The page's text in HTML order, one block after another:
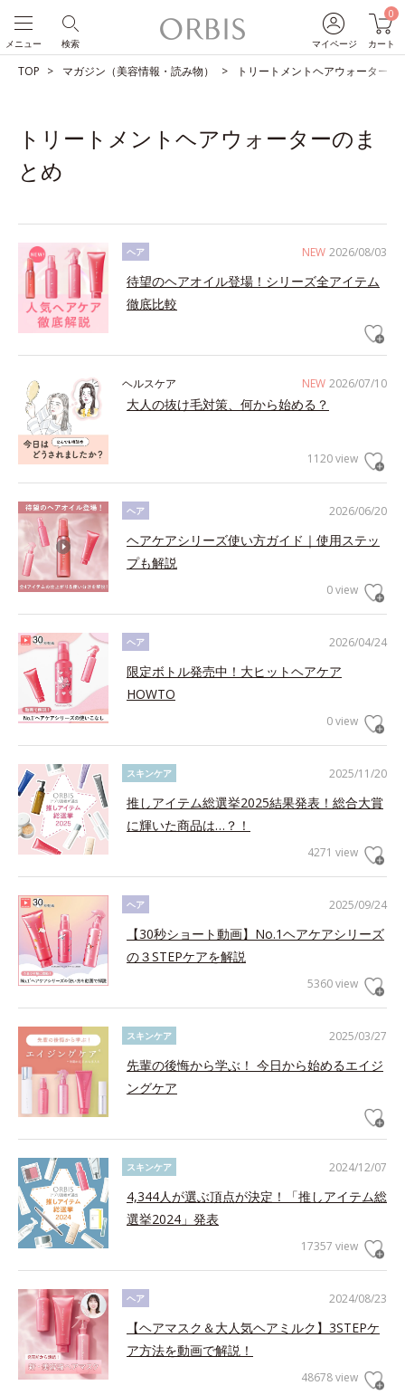
マイページ
0
カート
検索
メニュー
TOP マガジン（美容情報・読み物） トリートメントヘアウォーターの
トリートメントヘアウォーターのま
とめ
NEW 2026/08/03
ヘア
待望のヘアオイル登場！シリーズ全アイテム
徹底比較
NEW 2026/07/10
ヘルスケア
大人の抜け毛対策、何から始める？
1120 view
2026/06/20
ヘア
ヘアケアシリーズ使い方ガイド｜使用ステッ
プも解説
0 view
2026/04/24
ヘア
限定ボトル発売中！大ヒットヘアケア
HOWTO
0 view
2025/11/20
スキンケア
推しアイテム総選挙2025結果発表！総合大賞
に輝いた商品は…？！
4271 view
2025/09/24
ヘア
【30秒ショート動画】No.1ヘアケアシリーズ
の３STEPケアを解説
5360 view
2025/03/27
スキンケア
先輩の後悔から学ぶ！ 今日から始めるエイジ
ングケア
2024/12/07
スキンケア
4,344人が選ぶ頂点が決定！「推しアイテム総
選挙2024」発表
17357 view
2024/08/23
ヘア
【ヘアマスク＆大人気ヘアミルク】3STEPケ
ア方法を動画で解説！
48678 view